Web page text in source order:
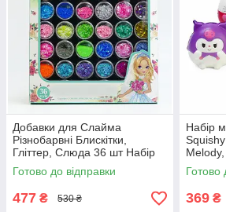
Добавки для Слайма
Різнобарвні Блискітки,
Гліттер, Слюда 36 шт Набір
декору для манікюру (01183)
Готово до відправки
477 ₴ 530 ₴
Набір
Готово
369 ₴